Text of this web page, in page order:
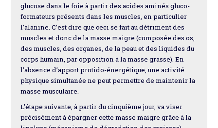
glucose dans le foie à partir des acides aminés gluco-
formateurs présents dans les muscles, en particulier
l’alanine. C’est dire que ceci se fait au détriment des
muscles et donc de la masse maigre (composée des os,
des muscles, des organes, de la peau et des liquides du
corps humain, par opposition à la masse grasse). En
l’absence d’apport protido-énergétique, une activité
physique simultanée ne peut permettre de maintenir la
masse musculaire.
L’étape suivante, à partir du cinquième jour, va viser
précisément à épargner cette masse maigre grâce à la